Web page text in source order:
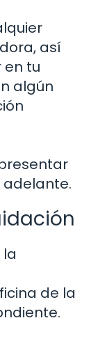
así
en tu
algún
de la